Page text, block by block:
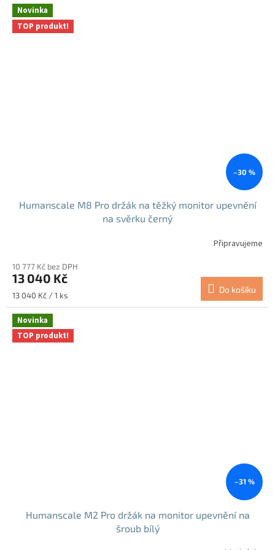
Novinka
TOP produkt!
–30 %
Humanscale M8 Pro držák na těžký monitor upevnění
na svěrku černý
Připravujeme
10 777 Kč bez DPH
13 040 Kč
Měrná
cena:
13 040 Kč / 1 ks
Do košíku
Novinka
TOP produkt!
–31 %
Humanscale M2 Pro držák na monitor upevnění na
šroub bílý